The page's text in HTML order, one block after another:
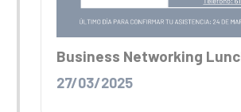
Business Networking
27/03/2025